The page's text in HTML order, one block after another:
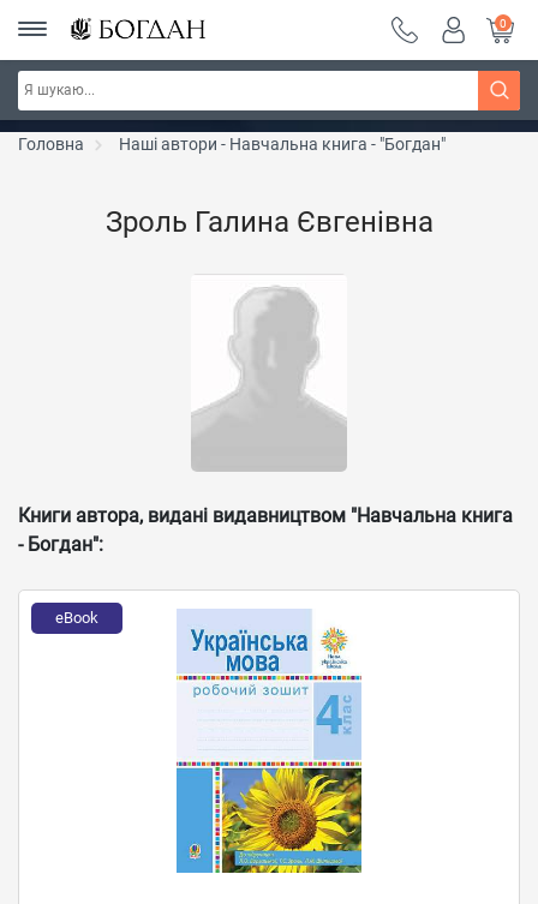
РОЗПРОДАЖ ~ 150 грн ~ 200 грн ~ 250 грн ~
300 грн ~ РОЗПРОДАЖ
Дізнатись більше
0
Головна Наші автори - Навчальна книга - "Богдан"
Зроль Галина Євгенівна
Книги автора, видані видавництвом "Навчальна книга
- Богдан":
eBook